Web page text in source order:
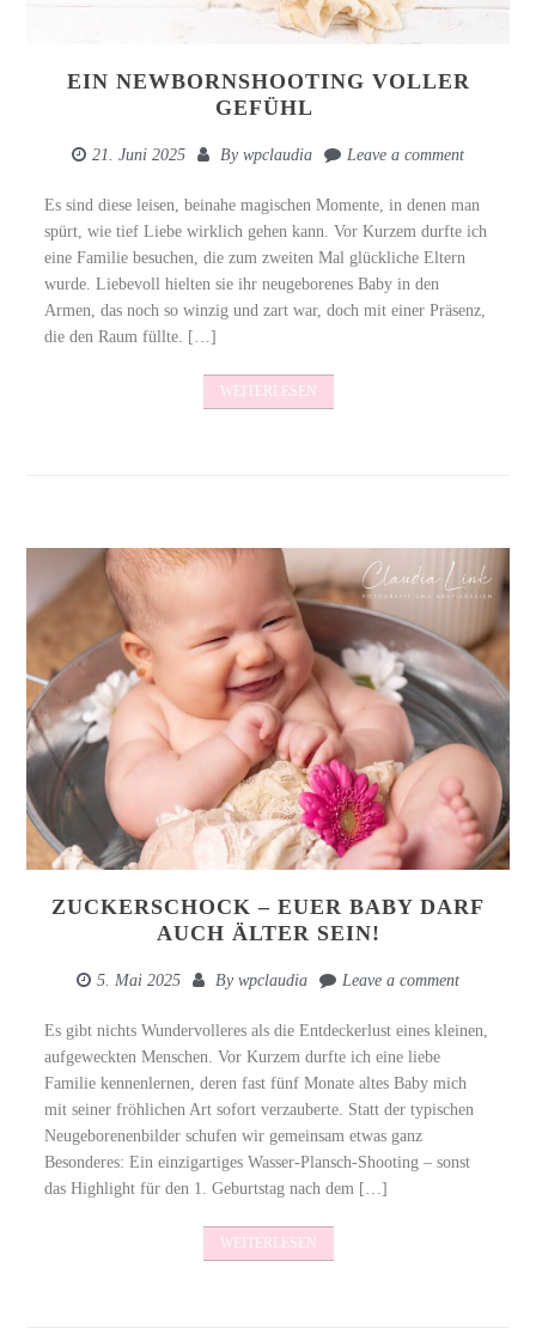
EIN NEWBORNSHOOTING VOLLER
GEFÜHL
21. Juni 2025 By wpclaudia Leave a comment
Es sind diese leisen, beinahe magischen Momente, in denen man
spürt, wie tief Liebe wirklich gehen kann. Vor Kurzem durfte ich
eine Familie besuchen, die zum zweiten Mal glückliche Eltern
wurde. Liebevoll hielten sie ihr neugeborenes Baby in den
Armen, das noch so winzig und zart war, doch mit einer Präsenz,
die den Raum füllte. […]
WEITERLESEN
ZUCKERSCHOCK – EUER BABY DARF
AUCH ÄLTER SEIN!
5. Mai 2025 By wpclaudia Leave a comment
Es gibt nichts Wundervolleres als die Entdeckerlust eines kleinen,
aufgeweckten Menschen. Vor Kurzem durfte ich eine liebe
Familie kennenlernen, deren fast fünf Monate altes Baby mich
mit seiner fröhlichen Art sofort verzauberte. Statt der typischen
Neugeborenenbilder schufen wir gemeinsam etwas ganz
Besonderes: Ein einzigartiges Wasser-Plansch-Shooting – sonst
das Highlight für den 1. Geburtstag nach dem […]
WEITERLESEN